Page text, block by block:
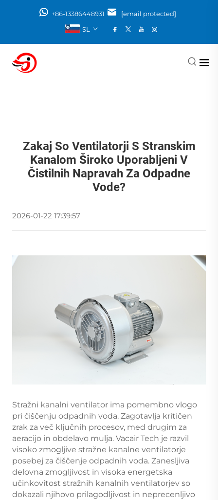
+86-13386448931
[email protected]
SL
Zakaj So Ventilatorji S Stranskim
Kanalom Široko Uporabljeni V
Čistilnih Napravah Za Odpadne
Vode?
2026-01-22 17:39:57
Stražni kanalni ventilator ima pomembno vlogo
pri čiščenju odpadnih voda. Zagotavlja kritičen
zrak za več ključnih procesov, med drugim za
aeracijo in obdelavo mulja. Vacair Tech je razvil
visoko zmogljive stražne kanalne ventilatorje
posebej za čiščenje odpadnih voda. Zanesljiva
delovna zmogljivost in visoka energetska
učinkovitost stražnih kanalnih ventilatorjev so
dokazali njihovo prilagodljivost in neprecenljivo